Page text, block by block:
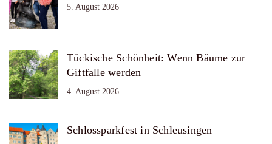
5. August 2026
Tückische Schönheit: Wenn Bäume zur
Giftfalle werden
4. August 2026
Schlossparkfest in Schleusingen